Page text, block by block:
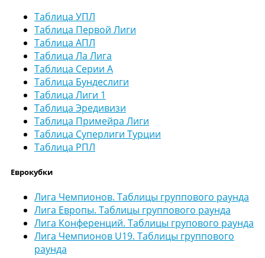
Таблица УПЛ
Таблица Первой Лиги
Таблица АПЛ
Таблица Ла Лига
Таблица Серии А
Таблица Бундеслиги
Таблица Лиги 1
Таблица Эредивизи
Таблица Примейра Лиги
Таблица Суперлиги Турции
Таблица РПЛ
Еврокубки
Лига Чемпионов. Таблицы группового раунда
Лига Европы. Таблицы группового раунда
Лига Конференций. Таблицы групового раунда
Лига Чемпионов U19. Таблицы группового
раунда